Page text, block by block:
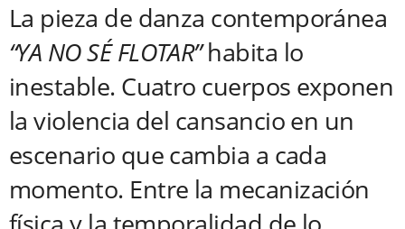
La pieza de danza contemporánea
“YA NO SÉ FLOTAR”habita lo
inestable. Cuatro cuerpos exponen
la violencia del cansancio en un
escenario que cambia a cada
momento. Entre la mecanización